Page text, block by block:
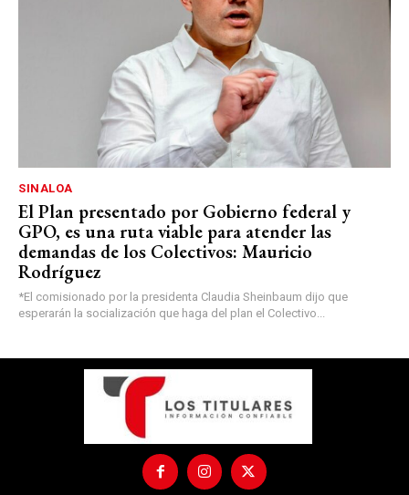
SINALOA
El Plan presentado por Gobierno federal y
GPO, es una ruta viable para atender las
demandas de los Colectivos: Mauricio
Rodríguez
*El comisionado por la presidenta Claudia Sheinbaum dijo que
esperarán la socialización que haga del plan el Colectivo...